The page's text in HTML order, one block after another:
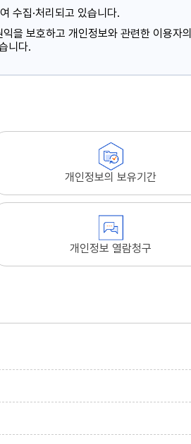
수집·처리되고 있습니다.
을 보호하고 개인정보와 관련한 이용자
니다.
개인정보의 보유기간
개인정보 열람청구